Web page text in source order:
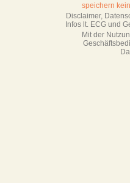
speichern
Disclaimer,
Infos lt. ECG und
Mit der